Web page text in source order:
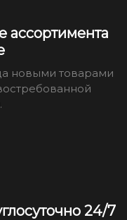
ассортимента
новыми товарами
24/7